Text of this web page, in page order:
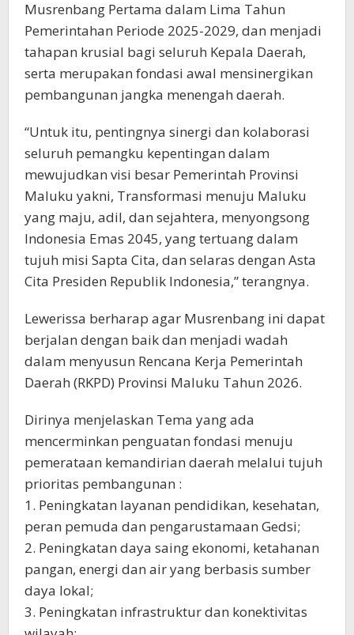
Musrenbang Pertama dalam Lima Tahun
Pemerintahan Periode 2025-2029, dan menjadi
tahapan krusial bagi seluruh Kepala Daerah,
serta merupakan fondasi awal mensinergikan
pembangunan jangka menengah daerah.
“Untuk itu, pentingnya sinergi dan kolaborasi
seluruh pemangku kepentingan dalam
mewujudkan visi besar Pemerintah Provinsi
Maluku yakni, Transformasi menuju Maluku
yang maju, adil, dan sejahtera, menyongsong
Indonesia Emas 2045, yang tertuang dalam
tujuh misi Sapta Cita, dan selaras dengan Asta
Cita Presiden Republik Indonesia,” terangnya.
Lewerissa berharap agar Musrenbang ini dapat
berjalan dengan baik dan menjadi wadah
dalam menyusun Rencana Kerja Pemerintah
Daerah (RKPD) Provinsi Maluku Tahun 2026.
Dirinya menjelaskan Tema yang ada
mencerminkan penguatan fondasi menuju
pemerataan kemandirian daerah melalui tujuh
prioritas pembangunan :
1. Peningkatan layanan pendidikan, kesehatan,
peran pemuda dan pengarustamaan Gedsi;
2. Peningkatan daya saing ekonomi, ketahanan
pangan, energi dan air yang berbasis sumber
daya lokal;
3. Peningkatan infrastruktur dan konektivitas